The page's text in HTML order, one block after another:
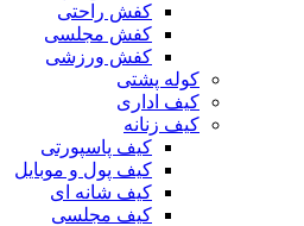
کفش راحتی
کفش مجلسی
کفش ورزشی
کوله پشتی
کیف اداری
کیف زنانه
کیف پاسپورتی
کیف پول و موبایل
کیف شانه ای
کیف مجلسی